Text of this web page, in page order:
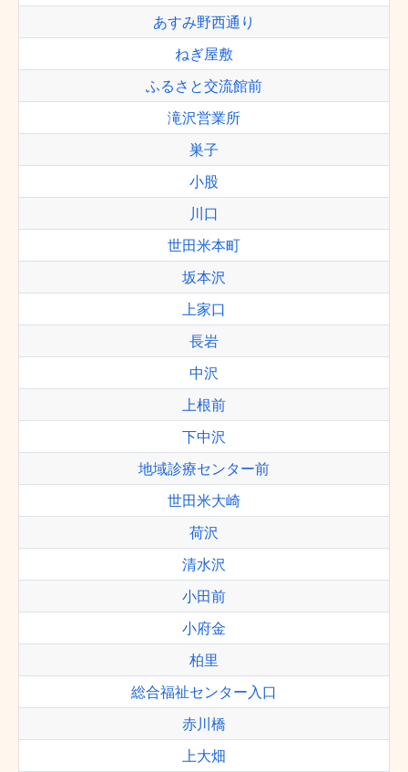
あすみ野西通り
ねぎ屋敷
ふるさと交流館前
滝沢営業所
巣子
小股
川口
世田米本町
坂本沢
上家口
長岩
中沢
上根前
下中沢
地域診療センター前
世田米大崎
荷沢
清水沢
小田前
小府金
柏里
総合福祉センター入口
赤川橋
上大畑